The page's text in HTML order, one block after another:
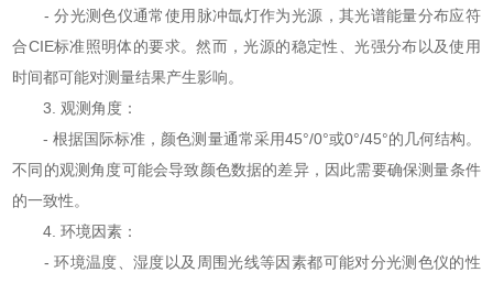
- 分光测色仪通常使用脉冲氙灯作为光源，其光谱能量分布应符
合CIE标准照明体的要求。然而，光源的稳定性、光强分布以及使用
时间都可能对测量结果产生影响。
3. 观测角度：
- 根据国际标准，颜色测量通常采用45°/0°或0°/45°的几何结构。
不同的观测角度可能会导致颜色数据的差异，因此需要确保测量条件
的一致性。
4. 环境因素：
- 环境温度、湿度以及周围光线等因素都可能对分光测色仪的性